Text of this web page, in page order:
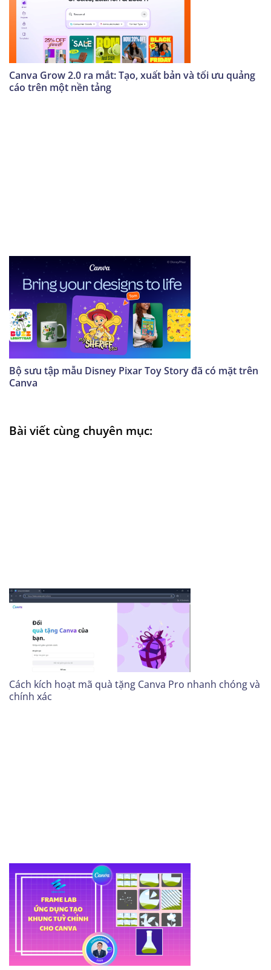
Canva Grow 2.0 ra mắt: Tạo, xuất bản và tối ưu quảng
cáo trên một nền tảng
Bộ sưu tập mẫu Disney Pixar Toy Story đã có mặt trên
Canva
Bài viết cùng chuyên mục:
Cách kích hoạt mã quà tặng Canva Pro nhanh chóng và
chính xác